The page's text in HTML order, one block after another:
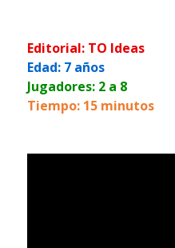
Editorial: TO Ideas
Edad: 7 años
Jugadores: 2 a 8
Tiempo: 15 minutos